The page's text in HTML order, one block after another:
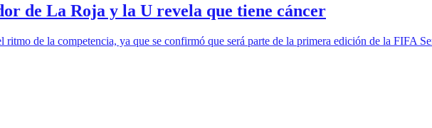
de La Roja y la U revela que tiene cáncer
de la competencia, ya que se confirmó que será parte de la primera edición de la FIFA